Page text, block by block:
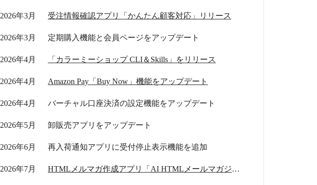
2026年3月 受注情報確認アプリ「かんたん顧客対応」リリース
2026年3月 定期購入機能と会員ページをアップデート
2026年4月 「カラーミーショップ CLI＆Skills」をリリース
2026年4月 Amazon Pay「Buy Now」機能をアップデート
2026年4月 バーチャル口座決済の設定機能をアップデート
2026年5月 卸販売アプリをアップデート
2026年6月 再入荷通知アプリに受付停止表示機能を追加
2026年7月 HTMLメルマガ作成アプリ「AI HTMLメールマガジン」リリース